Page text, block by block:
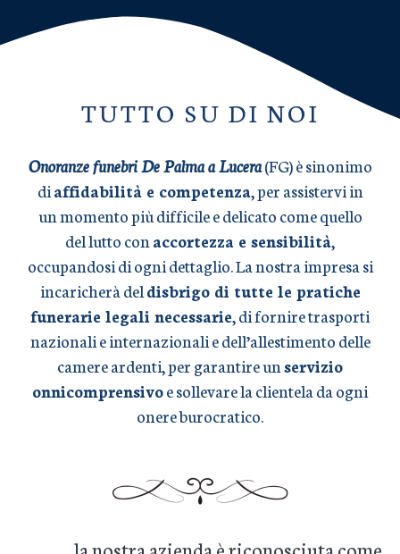
TUTTO SU DI NOI
Onoranze funebri De Palma a Lucera(FG) è sinonimo
diaffidabilità e competenza, per assistervi in
un momento più difficile e delicato come quello
del lutto con accortezza e sensibilità,
occupandosi di ogni dettaglio. La nostra impresa si
incaricherà deldisbrigo di tutte le pratiche
funerarie legali necessarie, di fornire trasporti
nazionali e internazionali e dell’allestimento delle
camere ardenti, per garantire unservizio
onnicomprensivoe sollevare la clientela da ogni
onere burocratico.